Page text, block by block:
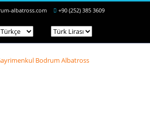
albatross.com +90 (252) 385 3609